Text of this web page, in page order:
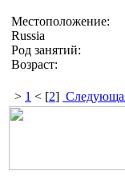
Местоположение:
Russia
Род занятий:
Возраст:
> 1 < [2]